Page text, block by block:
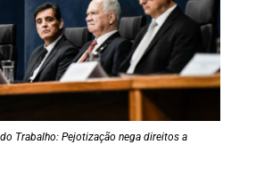
Trabalho: Pejotização nega direitos a